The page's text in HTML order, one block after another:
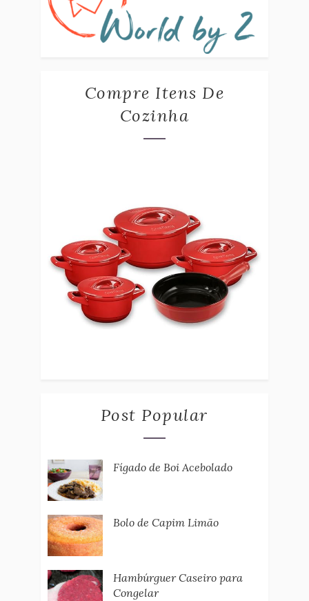
Compre Itens De
Cozinha
Post Popular
Fígado de Boi Acebolado
Bolo de Capim Limão
Hambúrguer Caseiro para
Congelar